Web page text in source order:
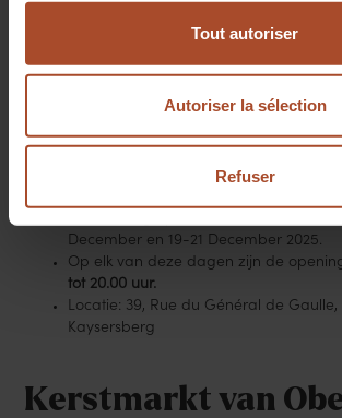
Tout autoriser
Autoriser la sélection
Refuser
ouderwetse charme uit, met lokale hapjes en
glühwein en bredele koekjes die bijdragen
Openingsdagen en -uren
December en 19-21 December 2025.
Op elk van deze dagen zijn de
tot 20.00 uur.
Locatie: 39, Rue du Général de Gaulle,
Kaysersberg
Kerstmarkt van